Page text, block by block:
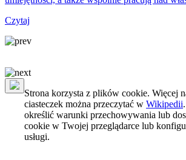
Czytaj
Strona korzysta z plików cookie. Więcej
ciasteczek można przeczytać w Wikipedii
określić warunki przechowywania lub
cookie w Twojej przeglądarce lub
usługi.